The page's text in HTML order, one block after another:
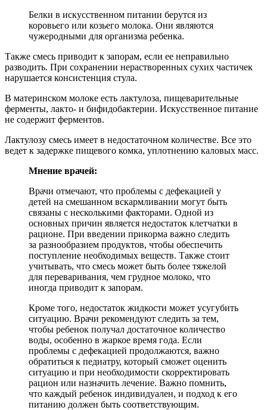
Белки в искусственном питании берутся из
коровьего или козьего молока. Они являются
чужеродными для организма ребенка.
Также смесь приводит к запорам, если ее неправильно
разводить. При сохранении нерастворенных сухих частичек
нарушается консистенция стула.
В материнском молоке есть лактулоза, пищеварительные
ферменты, лакто- и бифидобактерии. Искусственное питание
не содержит ферментов.
Лактулозу смесь имеет в недостаточном количестве. Все это
ведет к задержке пищевого комка, уплотнению каловых масс.
Мнение врачей:
Врачи отмечают, что проблемы с дефекацией у
детей на смешанном вскармливании могут быть
связаны с несколькими факторами. Одной из
основных причин является недостаток клетчатки в
рационе. При введении прикорма важно следить
за разнообразием продуктов, чтобы обеспечить
поступление необходимых веществ. Также стоит
учитывать, что смесь может быть более тяжелой
для переваривания, чем грудное молоко, что
иногда приводит к запорам.
Кроме того, недостаток жидкости может усугубить
ситуацию. Врачи рекомендуют следить за тем,
чтобы ребенок получал достаточное количество
воды, особенно в жаркое время года. Если
проблемы с дефекацией продолжаются, важно
обратиться к педиатру, который сможет оценить
ситуацию и при необходимости скорректировать
рацион или назначить лечение. Важно помнить,
что каждый ребенок индивидуален, и подход к его
питанию должен быть соответствующим.